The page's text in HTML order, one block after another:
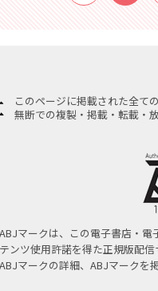
このページに掲載された全て
無断での複製・掲載・転載・
ABJマークは、この電子書店・
テンツ使用許諾を得た正規版配信
ABJマークの詳細、ABJマークを